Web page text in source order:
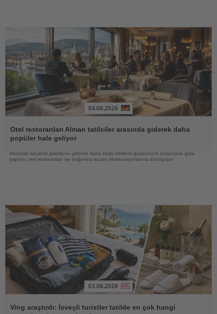
Oku
04.08.2026
Otel restoranları Alman tatilciler arasında giderek daha
popüler hale geliyor
Almanlar seyahat planlarını giderek daha fazla otellerin gastronomi anlayışına göre
yapıyor, otel restoranları ise bağımsız lezzet destinasyonlarına dönüşüyor
Oku
03.08.2026
Ving araştırdı: İsveçli turistler tatilde en çok hangi